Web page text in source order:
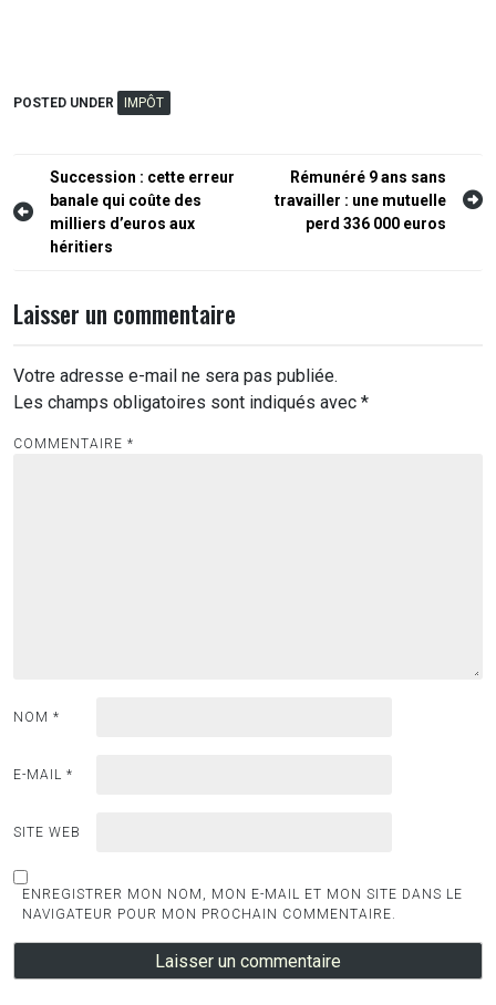
POSTED UNDER IMPÔT
Navigation
de
l’article
Succession : cette erreur
banale qui coûte des
milliers d’euros aux
héritiers
Rémunéré 9 ans sans
travailler : une mutuelle
perd 336 000 euros
Laisser un commentaire
Votre adresse e-mail ne sera pas publiée.
Les champs obligatoires sont indiqués avec *
COMMENTAIRE *
NOM *
E-MAIL *
SITE WEB
ENREGISTRER MON NOM, MON E-MAIL ET MON SITE DANS LE
NAVIGATEUR POUR MON PROCHAIN COMMENTAIRE.